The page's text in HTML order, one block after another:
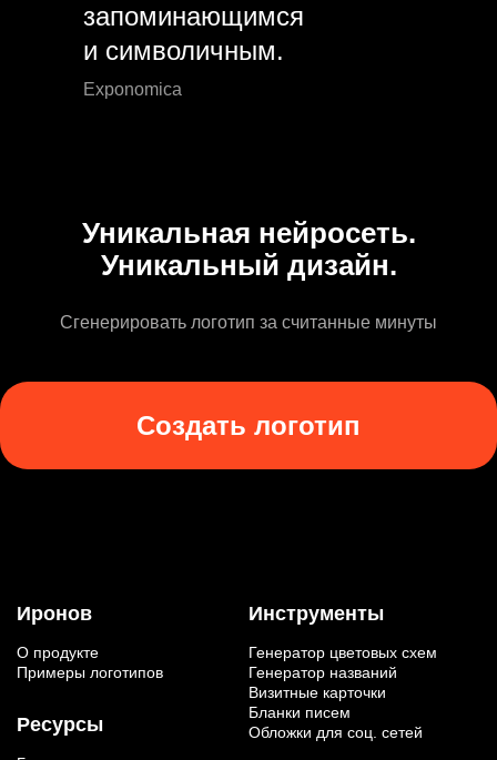
запоминающимся
и символичным.
Exponomica
Уникальная нейросеть.
Уникальный дизайн.
Сгенерировать логотип за считанные минуты
Создать логотип
Иронов
О продукте
Примеры логотипов
Ресурсы
Инструменты
Генератор цветовых схем
Генератор названий
Визитные карточки
Бланки писем
Обложки для соц. сетей